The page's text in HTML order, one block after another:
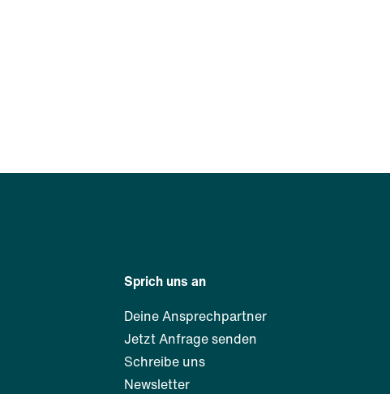
Sprich uns an
Deine Ansprechpartner
Jetzt Anfrage senden
Schreibe uns
Newsletter